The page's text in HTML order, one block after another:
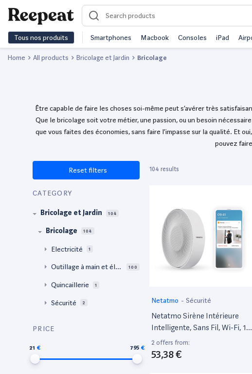
Tous nos produits Smartphones Macbook Consoles iPad
Home All products Bricolage et Jardin Bricolage
Être capable de faire les choses soi-même peut s’avérer très
Que le bricolage soit votre métier, une passion, ou un besoin
que vous faites des économies, sans faire l’impasse sur la qualité. Et
pouvez
Reset filters
CATEGORY
Bricolage et Jardin 104
Bricolage 104
Electricité 1
Outillage à main et éle
100
Quincaillerie 1
Sécurité 2
PRICE
21 795
104 results
Netatmo - Sécurité
Netatmo Sirène Intérieure
Intelligente, Sans Fil, Wi-Fi, 110
Db, Activation/Désactivation
Automatique, Pas
D'Abonnement, Fonctionne
2 offers from:
53,38 €